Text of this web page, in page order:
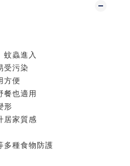
蚊蟲進入
受污染
方便
餐也適用
形
居家質感
多種食物防護